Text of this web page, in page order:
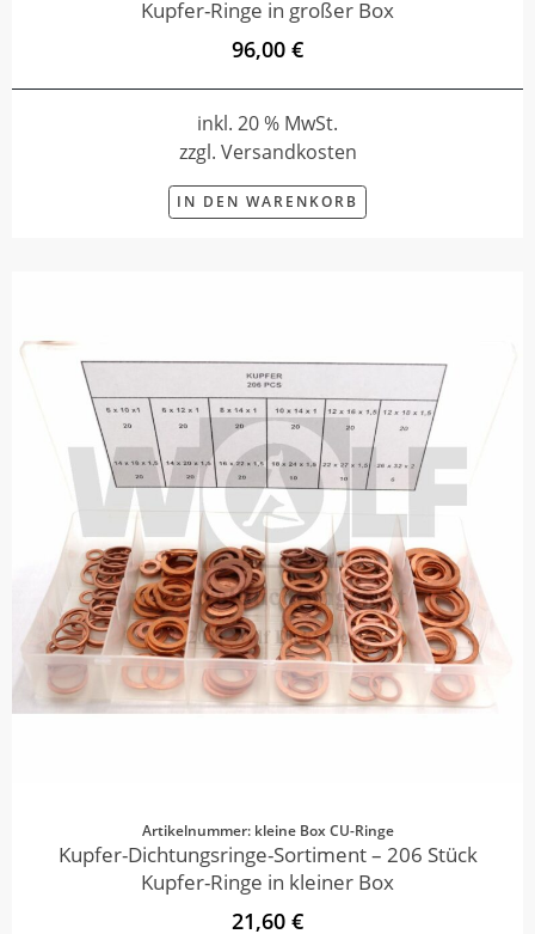
Kupfer-Ringe in großer Box
96,00 €
inkl. 20 % MwSt.
zzgl. Versandkosten
IN DEN WARENKORB
Artikelnummer: kleine Box CU-Ringe
Kupfer-Dichtungsringe-Sortiment – 206 Stück
Kupfer-Ringe in kleiner Box
21,60 €